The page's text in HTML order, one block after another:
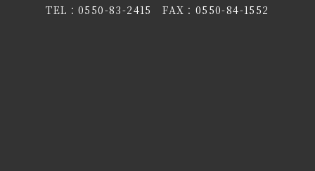
TEL： 0550-83-2415 FAX：0550-84-1552